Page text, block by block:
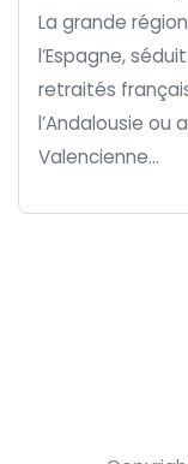
La grande
l’Espagne,
retraités
l’Andalousie ou
Valencienne...